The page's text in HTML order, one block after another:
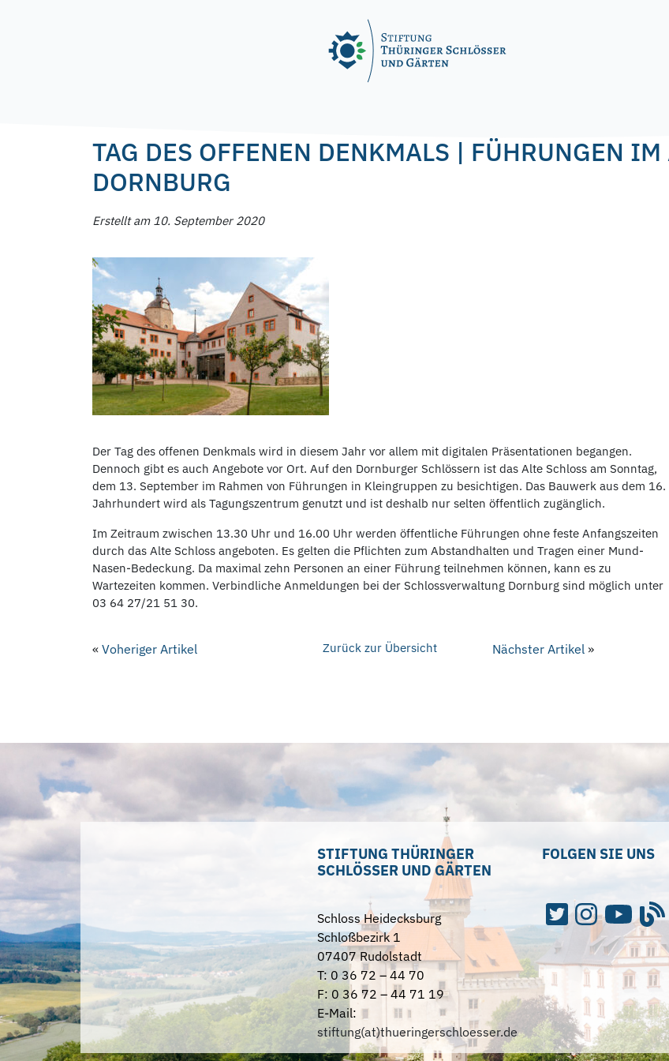
TAG DES OFFENEN DENKMALS | FÜHRUNGEN IM
DORNBURG
Erstellt am 10. September 2020
Der Tag des offenen Denkmals wird in diesem Jahr vor allem mit digitalen Präsentationen begangen.
Dennoch gibt es auch Angebote vor Ort. Auf den Dornburger Schlössern ist das Alte Schloss am Sonntag,
dem 13. September im Rahmen von Führungen in Kleingruppen zu besichtigen. Das Bauwerk aus dem 16.
Jahrhundert wird als Tagungszentrum genutzt und ist deshalb nur selten öffentlich zugänglich.
Im Zeitraum zwischen 13.30 Uhr und 16.00 Uhr werden öffentliche Führungen ohne feste Anfangszeiten
durch das Alte Schloss angeboten. Es gelten die Pflichten zum Abstandhalten und Tragen einer Mund-
Nasen-Bedeckung. Da maximal zehn Personen an einer Führung teilnehmen können, kann es zu
Wartezeiten kommen. Verbindliche Anmeldungen bei der Schlossverwaltung Dornburg sind möglich unter
03 64 27/21 51 30.
« Voheriger Artikel Zurück zur Übersicht Nächster Artikel»
STIFTUNG THÜRINGER
SCHLÖSSER UND GÄRTEN
Schloss Heidecksburg
Schloßbezirk 1
07407 Rudolstadt
T: 0 36 72 – 44 70
F: 0 36 72 – 44 71 19
E-Mail:
stiftung(at)thueringerschloesser.de
FOLGEN SIE UNS